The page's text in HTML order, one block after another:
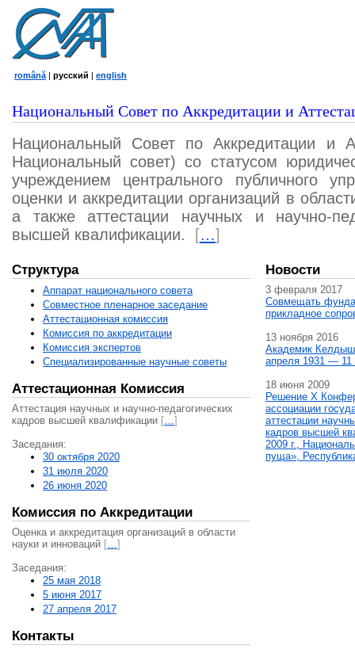
română | русский | english
Национальный Совет по Аккредитации и
Национальный Совет по Аккредитации и
Национальный совет) со статусом
учреждением центрального публичного
оценки и аккредитации организаций в
а также аттестации научных и научно-
высшей квалификации.
[…]
Структура
Аппарат национального совета
Совместное пленарное заседание
Аттестационная комисcия
Комиссия по аккредитации
Комиссия экспертов
Специализированные научные советы
Аттестационная Комиссия
Аттестация научных и научно-педагогических
кадров высшей квалификации […]
Заседания:
30 октября 2020
31 июля 2020
26 июня 2020
Комиссия по Аккредитации
Оценка и аккредитация организаций в области
науки и инноваций […]
Заседания:
25 мая 2018
5 июня 2017
27 апреля 2017
Контакты
Новости
3 февраля 2017
Совмещать
прикладное
13 ноября 2016
Академик
апреля 1931 — 11
18 июня 2009
Решение X
ассоциации
аттестации
кадров высшей
2009 г.,
пуща»,